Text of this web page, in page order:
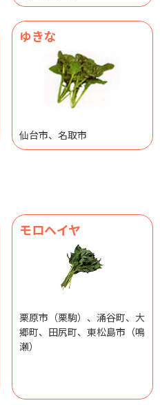
ゆきな
仙台市、名取市
モロヘイヤ
栗原市（栗駒）、涌谷町、大
郷町、田尻町、東松島市（鳴
瀬）